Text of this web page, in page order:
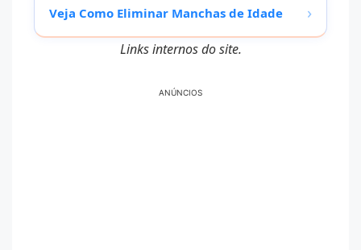
Veja Como Eliminar Manchas de Idade ›
Links internos do site.
ANÚNCIOS